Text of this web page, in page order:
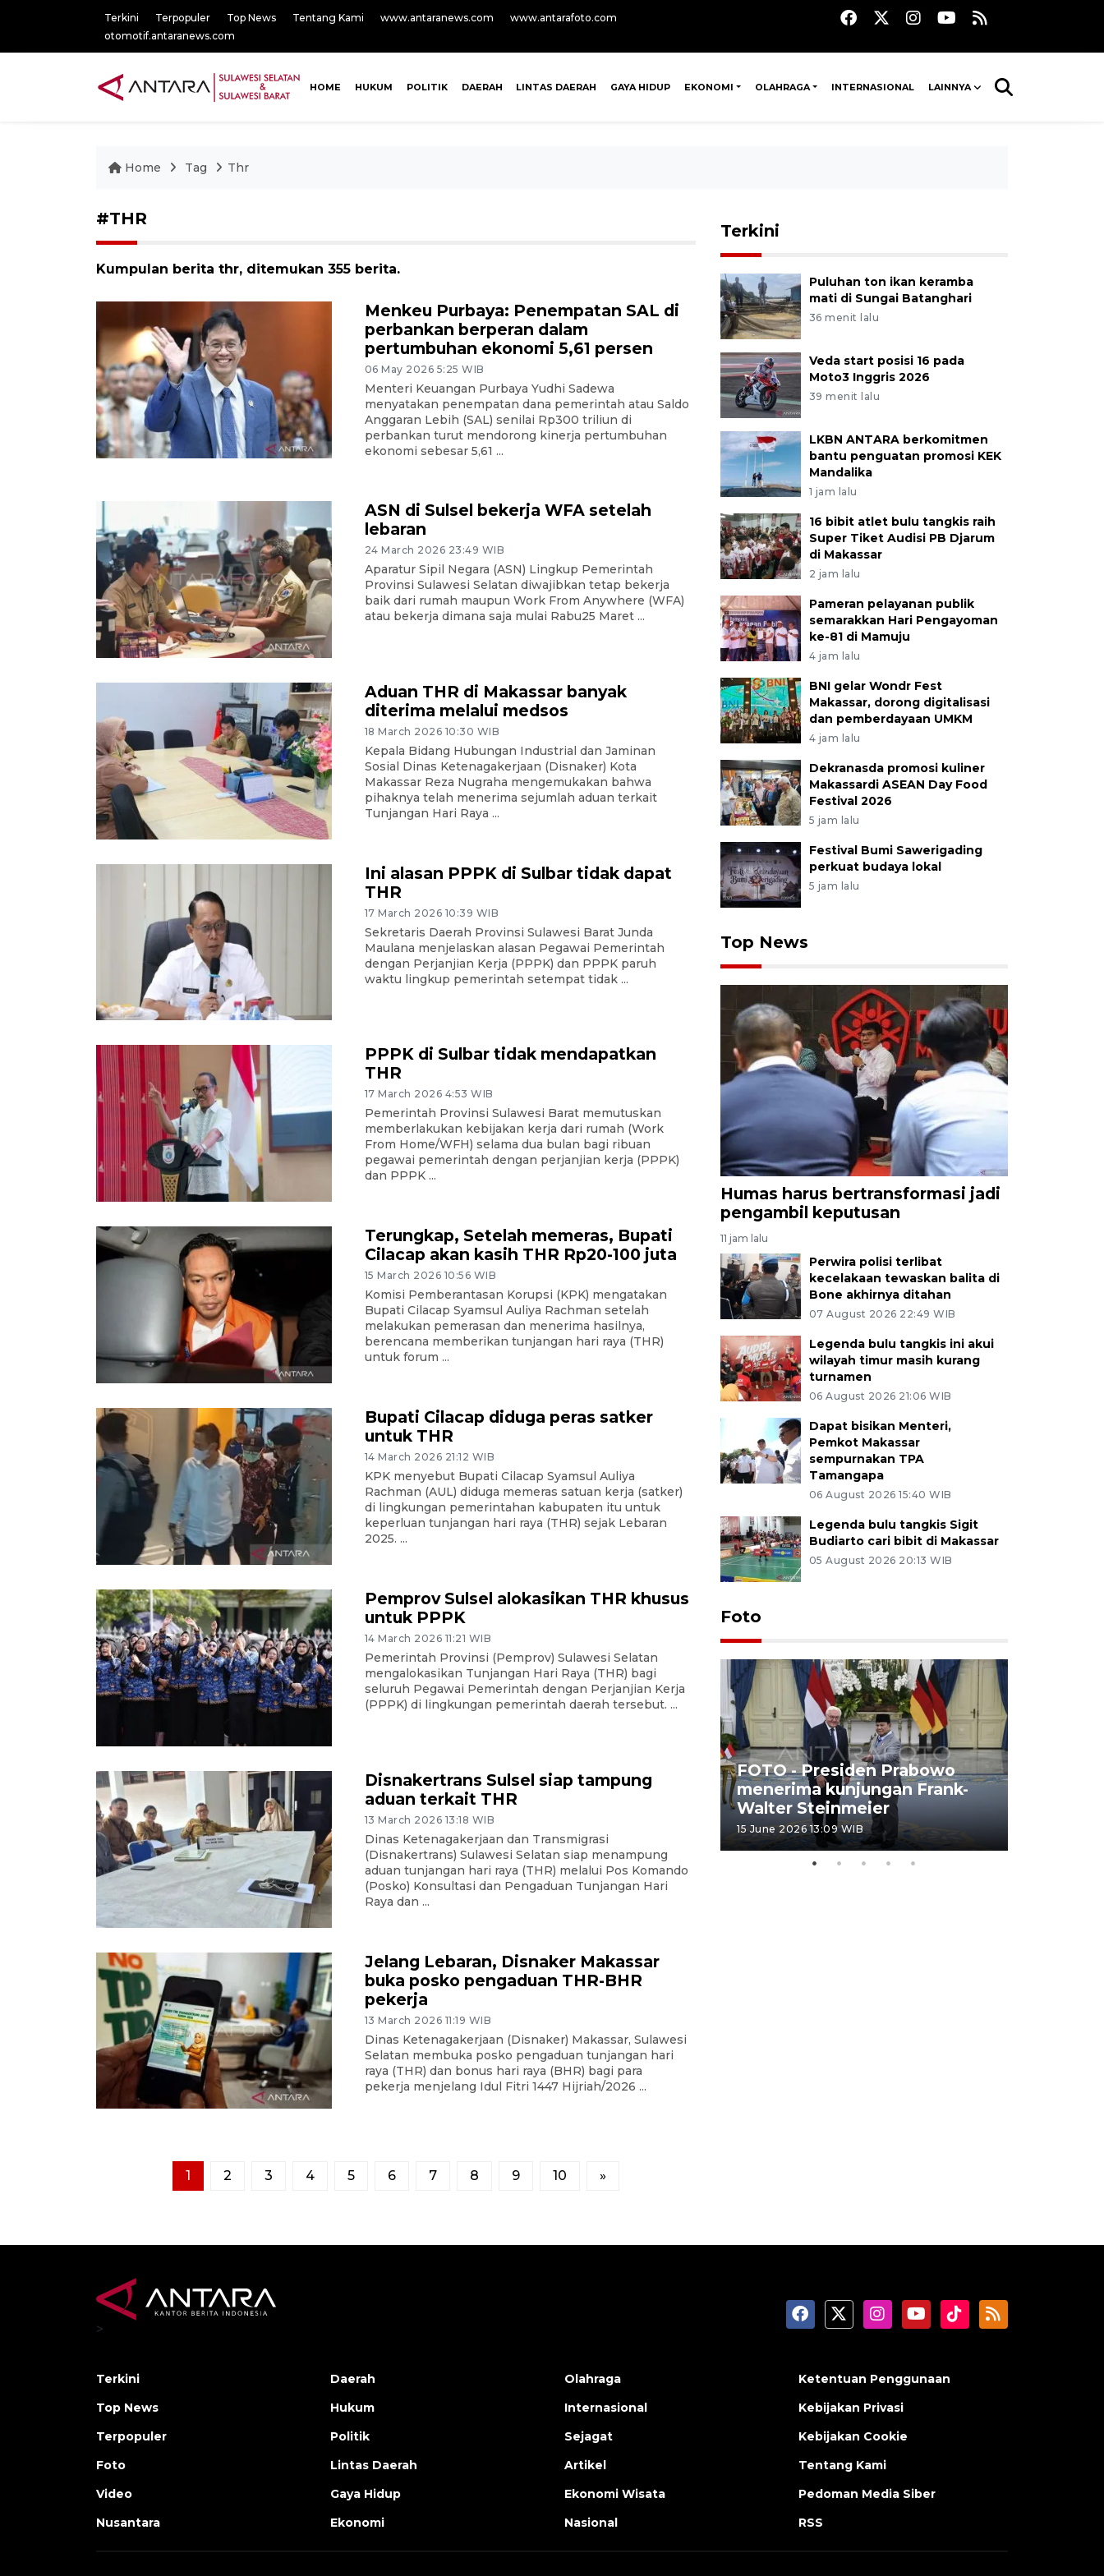
Terkini Terpopuler Top News Tentang Kami www.antaranews.com
www.antarafoto.com
otomotif.antaranews.com
HOME HUKUM POLITIK DAERAH LINTAS DAERAH GAYA HIDUP EKONOMI OLAHRAGA INTERNASIONAL LAINNYA
Home Tag Thr
#THR
Kumpulan berita thr, ditemukan 355 berita.
Menkeu Purbaya: Penempatan SAL di
perbankan berperan dalam
pertumbuhan ekonomi 5,61 persen
06 May 2026 5:25 WIB
Menteri Keuangan Purbaya Yudhi Sadewa
menyatakan penempatan dana pemerintah atau Saldo
Anggaran Lebih (SAL) senilai Rp300 triliun di
perbankan turut mendorong kinerja pertumbuhan
ekonomi sebesar 5,61 ...
ASN di Sulsel bekerja WFA setelah
lebaran
24 March 2026 23:49 WIB
Aparatur Sipil Negara (ASN) Lingkup Pemerintah
Provinsi Sulawesi Selatan diwajibkan tetap bekerja
baik dari rumah maupun Work From Anywhere (WFA)
atau bekerja dimana saja mulai Rabu25 Maret ...
Aduan THR di Makassar banyak
diterima melalui medsos
18 March 2026 10:30 WIB
Kepala Bidang Hubungan Industrial dan Jaminan
Sosial Dinas Ketenagakerjaan (Disnaker) Kota
Makassar Reza Nugraha mengemukakan bahwa
pihaknya telah menerima sejumlah aduan terkait
Tunjangan Hari Raya ...
Ini alasan PPPK di Sulbar tidak dapat
THR
17 March 2026 10:39 WIB
Sekretaris Daerah Provinsi Sulawesi Barat Junda
Maulana menjelaskan alasan Pegawai Pemerintah
dengan Perjanjian Kerja (PPPK) dan PPPK paruh
waktu lingkup pemerintah setempat tidak ...
PPPK di Sulbar tidak mendapatkan
THR
17 March 2026 4:53 WIB
Pemerintah Provinsi Sulawesi Barat memutuskan
memberlakukan kebijakan kerja dari rumah (Work
From Home/WFH) selama dua bulan bagi ribuan
pegawai pemerintah dengan perjanjian kerja (PPPK)
dan PPPK ...
Terungkap, Setelah memeras, Bupati
Cilacap akan kasih THR Rp20-100 juta
15 March 2026 10:56 WIB
Komisi Pemberantasan Korupsi (KPK) mengatakan
Bupati Cilacap Syamsul Auliya Rachman setelah
melakukan pemerasan dan menerima hasilnya,
berencana memberikan tunjangan hari raya (THR)
untuk forum ...
Bupati Cilacap diduga peras satker
untuk THR
14 March 2026 21:12 WIB
KPK menyebut Bupati Cilacap Syamsul Auliya
Rachman (AUL) diduga memeras satuan kerja (satker)
di lingkungan pemerintahan kabupaten itu untuk
keperluan tunjangan hari raya (THR) sejak Lebaran
2025. ...
Pemprov Sulsel alokasikan THR khusus
untuk PPPK
14 March 2026 11:21 WIB
Pemerintah Provinsi (Pemprov) Sulawesi Selatan
mengalokasikan Tunjangan Hari Raya (THR) bagi
seluruh Pegawai Pemerintah dengan Perjanjian Kerja
(PPPK) di lingkungan pemerintah daerah tersebut. ...
Disnakertrans Sulsel siap tampung
aduan terkait THR
13 March 2026 13:18 WIB
Dinas Ketenagakerjaan dan Transmigrasi
(Disnakertrans) Sulawesi Selatan siap menampung
aduan tunjangan hari raya (THR) melalui Pos Komando
(Posko) Konsultasi dan Pengaduan Tunjangan Hari
Raya dan ...
Jelang Lebaran, Disnaker Makassar
buka posko pengaduan THR-BHR
pekerja
13 March 2026 11:19 WIB
Dinas Ketenagakerjaan (Disnaker) Makassar, Sulawesi
Selatan membuka posko pengaduan tunjangan hari
raya (THR) dan bonus hari raya (BHR) bagi para
pekerja menjelang Idul Fitri 1447 Hijriah/2026 ...
1 2 3 4 5 6 7 8 9 10 »
Terkini
Puluhan ton ikan keramba
mati di Sungai Batanghari
36 menit lalu
Veda start posisi 16 pada
Moto3 Inggris 2026
39 menit lalu
LKBN ANTARA berkomitmen
bantu penguatan promosi KEK
Mandalika
1 jam lalu
16 bibit atlet bulu tangkis raih
Super Tiket Audisi PB Djarum
di Makassar
2 jam lalu
Pameran pelayanan publik
semarakkan Hari Pengayoman
ke-81 di Mamuju
4 jam lalu
BNI gelar Wondr Fest
Makassar, dorong digitalisasi
dan pemberdayaan UMKM
4 jam lalu
Dekranasda promosi kuliner
Makassardi ASEAN Day Food
Festival 2026
5 jam lalu
Festival Bumi Sawerigading
perkuat budaya lokal
5 jam lalu
Top News
Humas harus bertransformasi jadi
pengambil keputusan
11 jam lalu
Perwira polisi terlibat
kecelakaan tewaskan balita di
Bone akhirnya ditahan
07 August 2026 22:49 WIB
Legenda bulu tangkis ini akui
wilayah timur masih kurang
turnamen
06 August 2026 21:06 WIB
Dapat bisikan Menteri,
Pemkot Makassar
sempurnakan TPA
Tamangapa
06 August 2026 15:40 WIB
Legenda bulu tangkis Sigit
Budiarto cari bibit di Makassar
05 August 2026 20:13 WIB
Foto
FOTO - Kirab memperingati
HUT ke-80 Raja Keraton
Yogyakarta
FOTO - Presiden Prabowo
menerima kunjungan Frank-
Walter Steinmeier
15 June 2026 13:09 WIB
>
Terkini
Top News
Terpopuler
Foto
Video
Nusantara
Daerah
Hukum
Politik
Lintas Daerah
Gaya Hidup
Ekonomi
Olahraga
Internasional
Sejagat
Artikel
Ekonomi Wisata
Nasional
Ketentuan Penggunaan
Kebijakan Privasi
Kebijakan Cookie
Tentang Kami
Pedoman Media Siber
RSS